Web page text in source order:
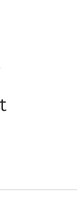
directament
i segueix